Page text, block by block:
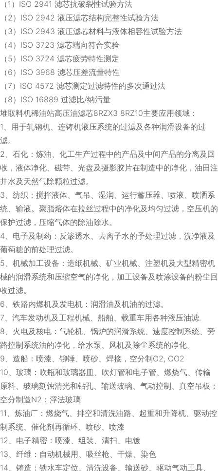
（1）ISO 2941 滤芯抗破裂性试验方法
（2）ISO 2942 液压滤芯结构完整性试验方法
（3）ISO 2943 液压滤芯材料与液体相容性试验方法
（4）ISO 3723 滤芯端向符合实验
（5）ISO 3724 滤芯疲劳特性测定
（6）ISO 3968 滤芯压差流量特性
（7）ISO 4572 滤芯测定过滤特性的多次通过法
（8）ISO 16889 过滤比/纳污量
堆取料机稀油站高压油滤芯8RZX3 8RZ10主要应用领域：
1、用于轧钢机、连铸机液压系统的过滤及各种润滑设备的过
滤。
2、石化：炼油、化工生产过程中的产品及中间产品的分离及回
收，液体净化、磁带、光盘及摄影胶片在制造中的净化，油田注
井水及天然气除颗粒过滤。
3、纺织：搅拌液体、气吊、湿润、运行蓄压器、喷液、喷洒系
统、输液。聚脂熔体在拉丝过程中的净化及均匀过滤，空压机的
保护过滤，压缩气体的除油除水。
4、电子及制药：反渗透水、去离子水的予处理过滤，洗净液及
葡萄糖的前处理过滤。
5、机械加工设备：造纸机械、矿业机械、注塑机及大型精密机
械的润滑系统和压缩空气的净化，加工设备及喷涂设备的粉尘回
收过滤。
6、铁路内燃机及发电机：润滑油及机油的过滤。
7、汽车发动机及工程机械、船舶、载重车用各种液压油滤.
8、火电及核电：气轮机、锅炉的润滑系统、速度控制系统、旁
路控制系统油的净化，给水泵、风机及除尘系统的净化。
9、造船：喷漆、铆锤、喷砂、焊接，空分制O2, CO2
10、玻璃：吹瓶和玻璃器皿、吹灯管和电子管、燃烧气、传输
原料、玻璃刻蚀清光和钻孔、输送玻璃、气动控制、真空吊板；
空分制造N2：浮法玻璃
11、炼油厂：燃烧气、排空和清洗油路、起重和升降机、驱动控
制系统、催化剂再循环、喷砂、喷漆
12、电子精密：喷漆、组装、清扫、电镀
13、纤维：自动机械用、吸丝枪、干燥、染色
14、铸造：铁水车定位、清洗设备、输送砂、驱动气动工具、